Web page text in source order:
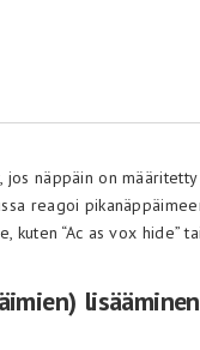
jos näppäin on
reagoi
kuten “Ac as vox hide”
lisääminen